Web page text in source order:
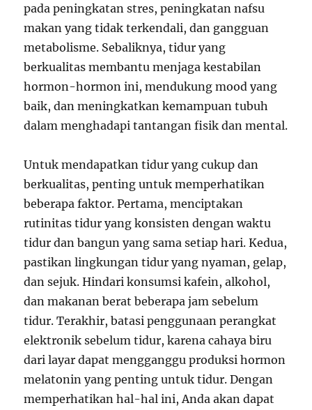
pada peningkatan stres, peningkatan nafsu
makan yang tidak terkendali, dan gangguan
metabolisme. Sebaliknya, tidur yang
berkualitas membantu menjaga kestabilan
hormon-hormon ini, mendukung mood yang
baik, dan meningkatkan kemampuan tubuh
dalam menghadapi tantangan fisik dan mental.
Untuk mendapatkan tidur yang cukup dan
berkualitas, penting untuk memperhatikan
beberapa faktor. Pertama, menciptakan
rutinitas tidur yang konsisten dengan waktu
tidur dan bangun yang sama setiap hari. Kedua,
pastikan lingkungan tidur yang nyaman, gelap,
dan sejuk. Hindari konsumsi kafein, alkohol,
dan makanan berat beberapa jam sebelum
tidur. Terakhir, batasi penggunaan perangkat
elektronik sebelum tidur, karena cahaya biru
dari layar dapat mengganggu produksi hormon
melatonin yang penting untuk tidur. Dengan
memperhatikan hal-hal ini, Anda akan dapat